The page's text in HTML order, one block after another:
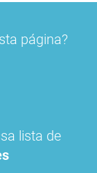
página?
lista de